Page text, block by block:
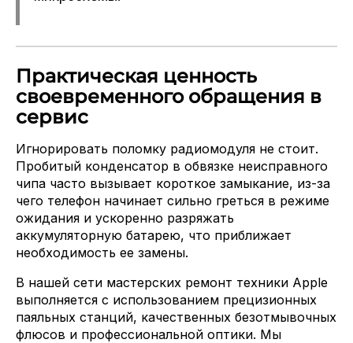
Практическая ценность
своевременного обращения в
сервис
Игнорировать поломку радиомодуля не стоит.
Пробитый конденсатор в обвязке неисправного
чипа часто вызывает короткое замыкание, из-за
чего телефон начинает сильно греться в режиме
ожидания и ускоренно разряжать
аккумуляторную батарею, что приближает
необходимость ее замены.
В нашей сети мастерских ремонт техники Apple
выполняется с использованием прецизионных
паяльных станций, качественных безотмывочных
флюсов и профессиональной оптики. Мы